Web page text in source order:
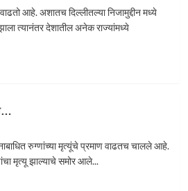
आहे. अशातच दिल्लीतल्या निजामुद्दीन मध्ये
त्यानंतर देशातील अनेक राज्यांमध्ये
रुग्णांच्या मृत्यूंचे प्रमाण वाढतच चालले आहे.
मृत्यू झाल्याचे समोर आले...